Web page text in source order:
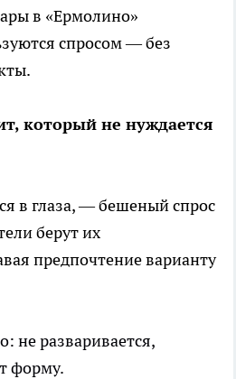
в «Ермолино»
спросом — без
который не нуждается
в глаза, — бешеный спрос
берут их
предпочтение варианту
не разваривается,
форму.